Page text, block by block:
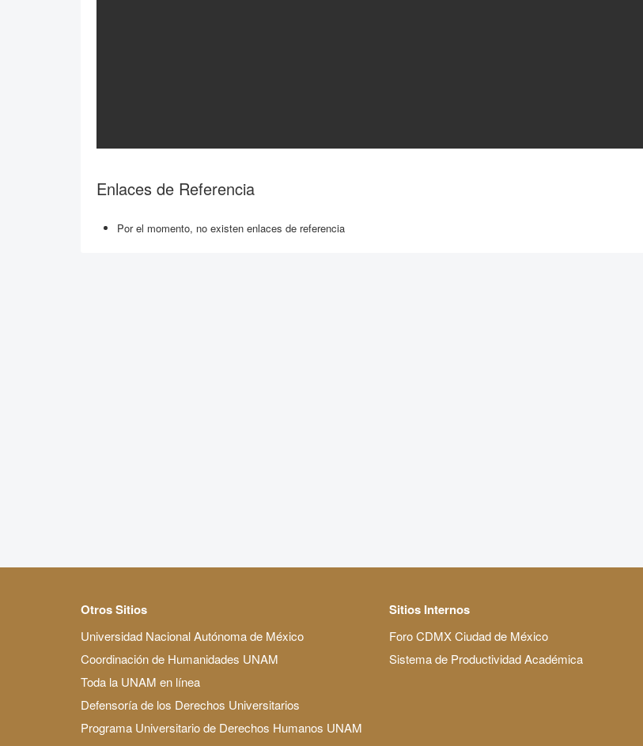
Enlaces de Referencia
Por el momento, no existen enlaces de referencia
Otros Sitios
Universidad Nacional Autónoma de México
Coordinación de Humanidades UNAM
Toda la UNAM en línea
Defensoría de los Derechos Universitarios
Programa Universitario de Derechos Humanos UNAM
Sitios Internos
Foro CDMX Ciudad de México
Sistema de Productividad Académica